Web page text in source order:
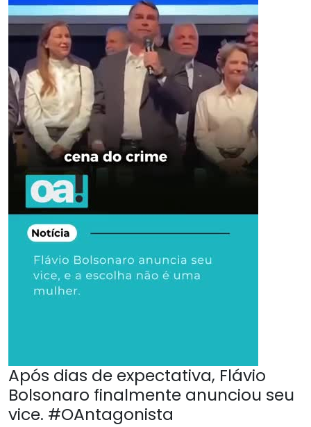
Após dias de expectativa, Flávio
Bolsonaro finalmente anunciou seu
vice. #OAntagonista